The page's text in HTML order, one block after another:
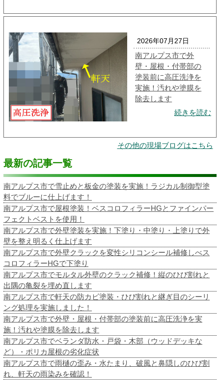
2026年07月27日
南アルプス市で外
壁・屋根・付帯部の
塗装前に高圧洗浄を
実施！汚れや塗膜を
除去します
続きを読む
その他の現場ブログはこちら
最新の記事一覧
南アルプス市で雪止めと板金の塗装を実施！ラジカル制御型塗
料でブルーに仕上げます！
南アルプス市で屋根塗装！ベスコロフィラーHGとファインパー
フェクトベストを使用！
南アルプス市で外壁塗装を実施！下塗り・中塗り・上塗りで外
壁を整え明るく仕上げます
南アルプス市で外壁クラックを変性シリコンシール補修しべス
コロフィラーHGで下塗り
南アルプス市でモルタル外壁のクラック補修！縦のひび割れと
出隅の亀裂を埋め直します
南アルプス市で軒天の防カビ塗装・ひび割れと継ぎ目のシーリ
ング処理を実施しました！
南アルプス市で外壁・屋根・付帯部の塗装前に高圧洗浄を実
施！汚れや塗膜を除去します
南アルプス市でベランダ防水・戸袋・木部（ウッドデッキな
ど）・ポリカ屋根の劣化症状
南アルプス市で雨樋の歪み・水たまり、破風と鼻隠しのひび割
れ、軒天の雨染みを確認！